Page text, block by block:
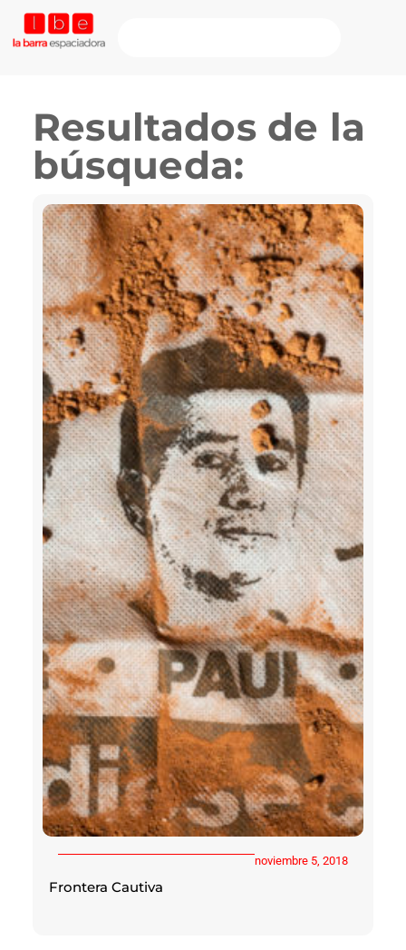
Resultados de la
búsqueda:
noviembre 5, 2018
Frontera Cautiva